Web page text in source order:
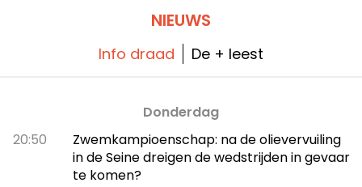
NIEUWS
Info draad De + leest
Donderdag
20:50
Zwemkampioenschap: na de olievervuiling
in de Seine dreigen de wedstrijden in gevaar
te komen?